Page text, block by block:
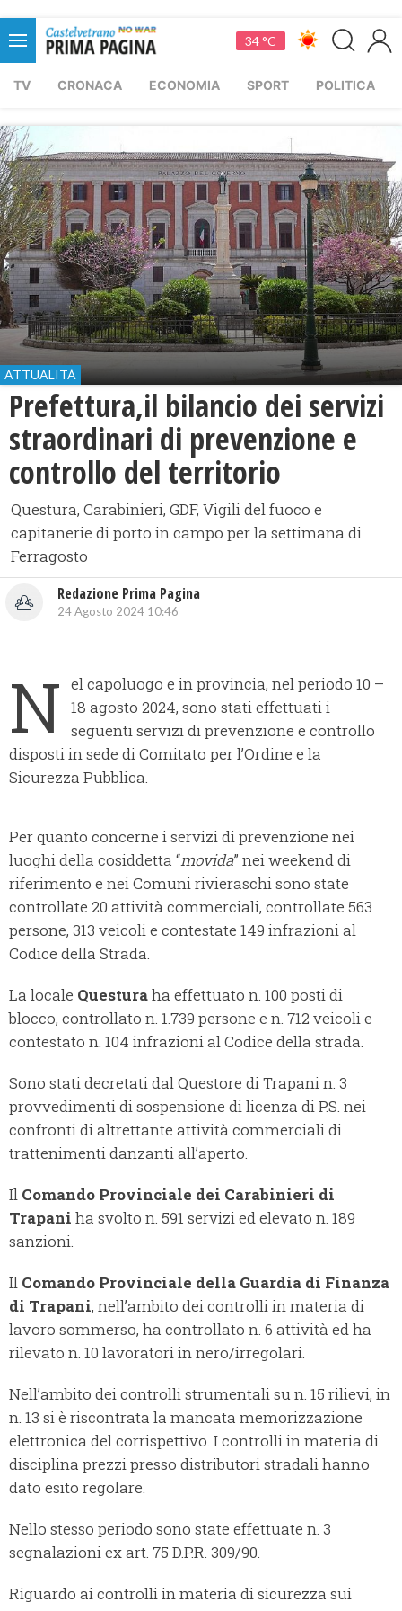
34 °C
TV CRONACA ECONOMIA SPORT POLITICA
ATTUALITÀ
Prefettura,il bilancio dei servizi
straordinari di prevenzione e
controllo del territorio
Questura, Carabinieri, GDF, Vigili del fuoco e
capitanerie di porto in campo per la settimana di
Ferragosto
Redazione Prima Pagina
24 Agosto 2024 10:46
N el capoluogo e in provincia, nel periodo 10 –
18 agosto 2024, sono stati effettuati i
seguenti servizi di prevenzione e controllo
disposti in sede di Comitato per l’Ordine e la
Sicurezza Pubblica.
Per quanto concerne i servizi di prevenzione nei
luoghi della cosiddetta “movida” nei weekend di
riferimento e nei Comuni rivieraschi sono state
controllate 20 attività commerciali, controllate 563
persone, 313 veicoli e contestate 149 infrazioni al
Codice della Strada.
La locale Questuraha effettuato n. 100 posti di
blocco, controllato n. 1.739 persone e n. 712 veicoli e
contestato n. 104 infrazioni al Codice della strada.
Sono stati decretati dal Questore di Trapani n. 3
provvedimenti di sospensione di licenza di P.S. nei
confronti di altrettante attività commerciali di
trattenimenti danzanti all’aperto.
Il Comando Provinciale dei Carabinieri di
Trapani ha svolto n. 591 servizi ed elevato n. 189
sanzioni.
Il Comando Provinciale della Guardia di Finanza
di Trapani, nell’ambito dei controlli in materia di
lavoro sommerso, ha controllato n. 6 attività ed ha
rilevato n. 10 lavoratori in nero/irregolari.
Nell’ambito dei controlli strumentali su n. 15 rilievi, in
n. 13 si è riscontrata la mancata memorizzazione
elettronica del corrispettivo. I controlli in materia di
disciplina prezzi presso distributori stradali hanno
dato esito regolare.
Nello stesso periodo sono state effettuate n. 3
segnalazioni ex art. 75 D.P.R. 309/90.
Riguardo ai controlli in materia di sicurezza sui